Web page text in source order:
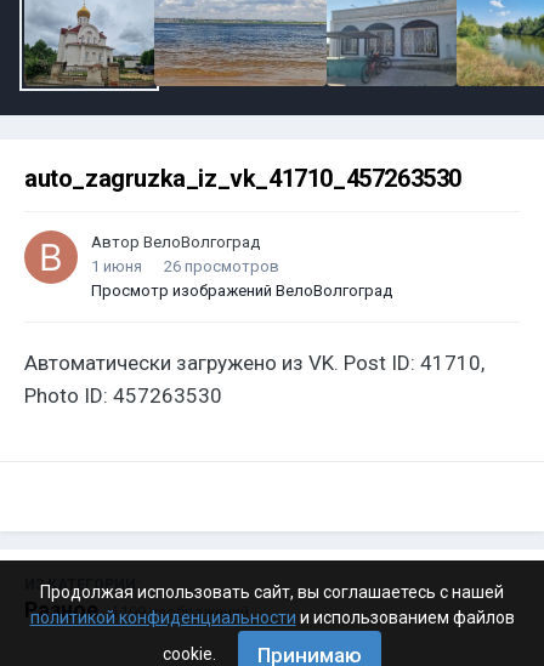
auto_zagruzka_iz_vk_41710_457263530
Автор ВелоВолгоград
1 июня
26 просмотров
Просмотр изображений ВелоВолгоград
Автоматически загружено из VK. Post ID: 41710,
Photo ID: 457263530
ИЗ КАТЕГОРИИ:
Разное · 4 199 изображений
Продолжая использовать сайт, вы соглашаетесь с нашей
политикой конфиденциальности и использованием файлов
cookie.
Принимаю